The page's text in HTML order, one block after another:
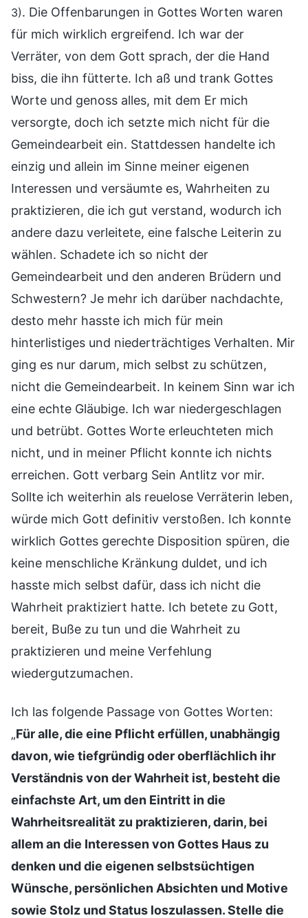
3). Die Offenbarungen in Gottes Worten waren
für mich wirklich ergreifend. Ich war der
Verräter, von dem Gott sprach, der die Hand
biss, die ihn fütterte. Ich aß und trank Gottes
Worte und genoss alles, mit dem Er mich
versorgte, doch ich setzte mich nicht für die
Gemeindearbeit ein. Stattdessen handelte ich
einzig und allein im Sinne meiner eigenen
Interessen und versäumte es, Wahrheiten zu
praktizieren, die ich gut verstand, wodurch ich
andere dazu verleitete, eine falsche Leiterin zu
wählen. Schadete ich so nicht der
Gemeindearbeit und den anderen Brüdern und
Schwestern? Je mehr ich darüber nachdachte,
desto mehr hasste ich mich für mein
hinterlistiges und niederträchtiges Verhalten. Mir
ging es nur darum, mich selbst zu schützen,
nicht die Gemeindearbeit. In keinem Sinn war ich
eine echte Gläubige. Ich war niedergeschlagen
und betrübt. Gottes Worte erleuchteten mich
nicht, und in meiner Pflicht konnte ich nichts
erreichen. Gott verbarg Sein Antlitz vor mir.
Sollte ich weiterhin als reuelose Verräterin leben,
würde mich Gott definitiv verstoßen. Ich konnte
wirklich Gottes gerechte Disposition spüren, die
keine menschliche Kränkung duldet, und ich
hasste mich selbst dafür, dass ich nicht die
Wahrheit praktiziert hatte. Ich betete zu Gott,
bereit, Buße zu tun und die Wahrheit zu
praktizieren und meine Verfehlung
wiedergutzumachen.
Ich las folgende Passage von Gottes Worten:
„Für alle, die eine Pflicht erfüllen, unabhängig
davon, wie tiefgründig oder oberflächlich ihr
Verständnis von der Wahrheit ist, besteht die
einfachste Art, um den Eintritt in die
Wahrheitsrealität zu praktizieren, darin, bei
allem an die Interessen von Gottes Haus zu
denken und die eigenen selbstsüchtigen
Wünsche, persönlichen Absichten und Motive
sowie Stolz und Status loszulassen. Stelle die